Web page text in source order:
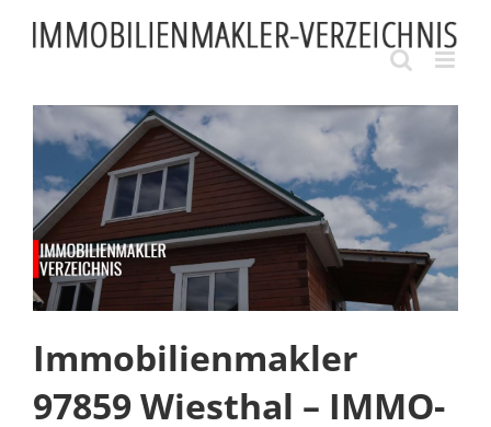
content
Immobilienmakler
97859 Wiesthal – IMMO-